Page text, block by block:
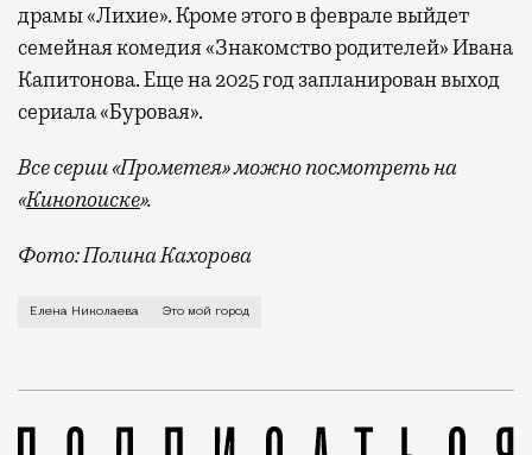
драмы «Лихие». Кроме этого в феврале выйдет
семейная комедия «Знакомство родителей» Ивана
Капитонова. Еще на 2025 год запланирован выход
сериала «Буровая».
Все серии «Прометея» можно посмотреть на
«Кинопоиске».
Фото: Полина Кахорова
О доскональном знании района Динамо, о нелюбви
Елена Николаева Это мой город